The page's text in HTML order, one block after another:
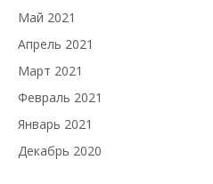
Май 2021
Апрель 2021
Март 2021
Февраль 2021
Январь 2021
Декабрь 2020